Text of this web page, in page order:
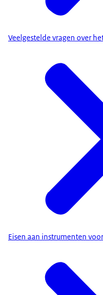
Veelgestelde vragen over
Eisen aan instrumenten